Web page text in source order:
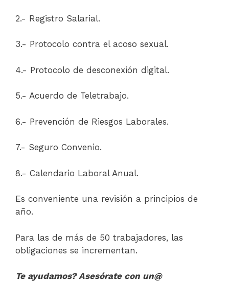
2.- Registro Salarial.
3.- Protocolo contra el acoso sexual.
4.- Protocolo de desconexión digital.
5.- Acuerdo de Teletrabajo.
6.- Prevención de Riesgos Laborales.
7.- Seguro Convenio.
8.- Calendario Laboral Anual.
Es conveniente una revisión a principios de
año.
Para las de más de 50 trabajadores, las
obligaciones se incrementan.
Te ayudamos? Asesórate con un@